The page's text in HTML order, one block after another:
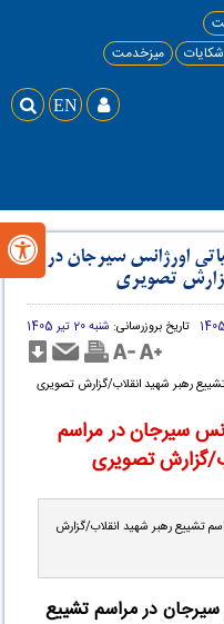
میزخدمت
 EN 
اورژانس سیرجان در
تصویری
تاریخ بروزرسانی: شنبه 20 تیر 1405
رهبر شهید انقلاب/گزارش تصویری
سیرجان در مراسم
گزارش تصویری
تشییع رهبر شهید انقلاب/گزارش
در مراسم تشییع
